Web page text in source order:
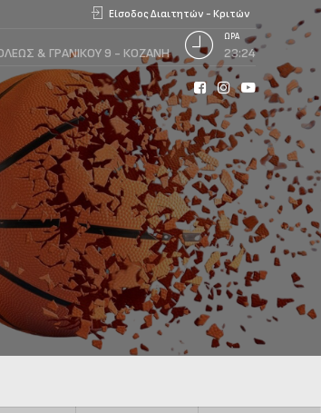
Είσοδος Διαιτητών - Κριτών
ΩΡΑ
23:24
& ΓΡΑΝΙΚΟΥ 9 - ΚΟΖΑΝΗ